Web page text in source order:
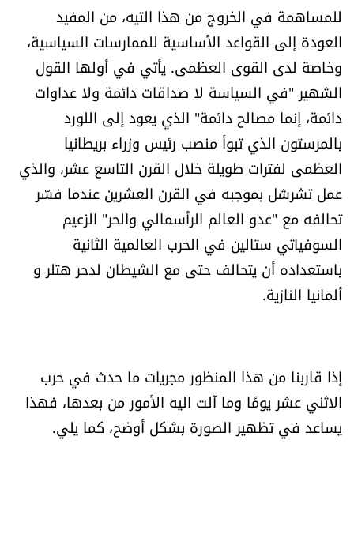
صحّة وصحن
الرياضة
منوّعات
حظّك اليوم
للتاريخ
فيديو
للتواصل معنا
شروط الاستخدام
شروط الإشتراك
للمساهمة في الخروج من هذا التيه، من المفيد
العودة إلى القواعد الأساسية للممارسات السياسية،
وخاصة لدى القوى العظمى. يأتي في أولها القول
الشهير "في السياسة لا صداقات دائمة ولا عداوات
دائمة، إنما مصالح دائمة" الذي يعود إلى اللورد
بالمرستون الذي تبوأ منصب رئيس وزراء بريطانيا
العظمى لفترات طويلة خلال القرن التاسع عشر، والذي
عمل تشرشل بموجبه في القرن العشرين عندما فسّر
تحالفه مع "عدو العالم الرأسمالي والحر" الزعيم
السوفياتي ستالين في الحرب العالمية الثانية
باستعداده أن يتحالف حتى مع الشيطان لدحر هتلر و
ألمانيا النازية.
إذا قاربنا من هذا المنظور مجريات ما حدث في حرب
الاثني عشر يومًا وما آلت اليه الأمور من بعدها، فهذا
يساعد في تظهير الصورة بشكل أوضح، كما يلي.